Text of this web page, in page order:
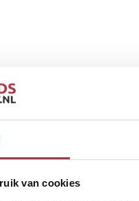
van cookies